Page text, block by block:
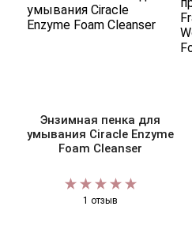
Энзимная пенка для
умывания Ciracle Enzyme
Foam Cleanser
1 отзыв